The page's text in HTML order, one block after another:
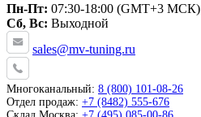
Пн-Пт: 07:30-18:00 (GMT+3 МСК)
Сб, Вс: Выходной
sales@mv-tuning.ru
Многоканальный: 8 (800) 101-08-26
Отдел продаж: +7 (8482) 555-676